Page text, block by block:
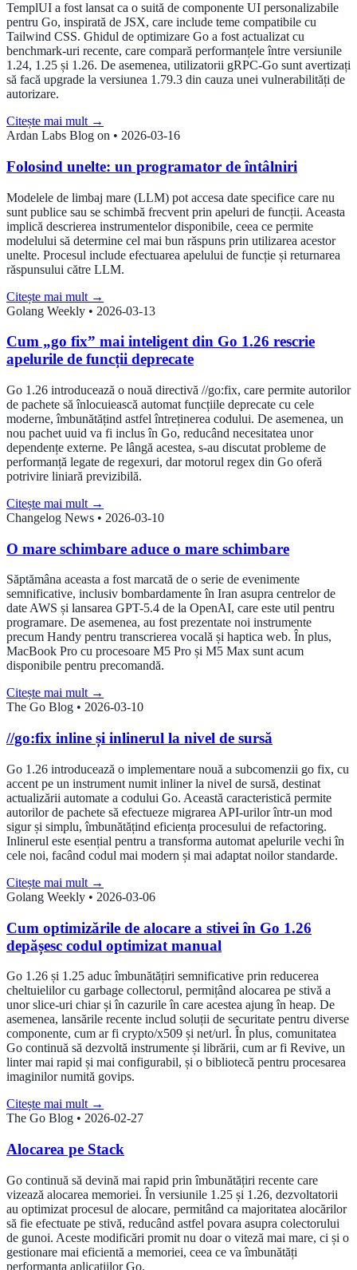
TemplUI a fost lansat ca o suită de componente UI personalizabile
pentru Go, inspirată de JSX, care include teme compatibile cu
Tailwind CSS. Ghidul de optimizare Go a fost actualizat cu
benchmark-uri recente, care compară performanțele între versiunile
1.24, 1.25 și 1.26. De asemenea, utilizatorii gRPC-Go sunt avertizați
să facă upgrade la versiunea 1.79.3 din cauza unei vulnerabilități de
autorizare.
Citește mai mult →
Ardan Labs Blog on • 2026-03-16
Folosind unelte: un programator de întâlniri
Modelele de limbaj mare (LLM) pot accesa date specifice care nu
sunt publice sau se schimbă frecvent prin apeluri de funcții. Aceasta
implică descrierea instrumentelor disponibile, ceea ce permite
modelului să determine cel mai bun răspuns prin utilizarea acestor
unelte. Procesul include efectuarea apelului de funcție și returnarea
răspunsului către LLM.
Citește mai mult →
Golang Weekly • 2026-03-13
Cum „go fix” mai inteligent din Go 1.26 rescrie
apelurile de funcții deprecate
Go 1.26 introducează o nouă directivă //go:fix, care permite autorilor
de pachete să înlocuiească automat funcțiile deprecate cu cele
moderne, îmbunătățind astfel întreținerea codului. De asemenea, un
nou pachet uuid va fi inclus în Go, reducând necesitatea unor
dependențe externe. Pe lângă acestea, s-au discutat probleme de
performanță legate de regexuri, dar motorul regex din Go oferă
potrivire liniară previzibilă.
Citește mai mult →
Changelog News • 2026-03-10
O mare schimbare aduce o mare schimbare
Săptămâna aceasta a fost marcată de o serie de evenimente
semnificative, inclusiv bombardamente în Iran asupra centrelor de
date AWS și lansarea GPT-5.4 de la OpenAI, care este util pentru
programare. De asemenea, au fost prezentate noi instrumente
precum Handy pentru transcrierea vocală și haptica web. În plus,
MacBook Pro cu procesoare M5 Pro și M5 Max sunt acum
disponibile pentru precomandă.
Citește mai mult→
The Go Blog • 2026-03-10
//go:fix inline și inlinerul la nivel de sursă
Go 1.26 introducează o implementare nouă a subcomenzii go fix, cu
accent pe un instrument numit inliner la nivel de sursă, destinat
actualizării automate a codului Go. Această caracteristică permite
autorilor de pachete să efectueze migrarea API-urilor într-un mod
sigur și simplu, îmbunătățind eficiența procesului de refactoring.
Inlinerul este esențial pentru a transforma automat apelurile vechi în
cele noi, facând codul mai modern și mai adaptat noilor standarde.
Citește mai mult →
Golang Weekly • 2026-03-06
Cum optimizările de alocare a stivei în Go 1.26
depășesc codul optimizat manual
Go 1.26 și 1.25 aduc îmbunătățiri semnificative prin reducerea
cheltuielilor cu garbage collectorul, permițând alocarea pe stivă a
unor slice-uri chiar și în cazurile în care acestea ajung în heap. De
asemenea, lansările recente includ soluții de securitate pentru diverse
componente, cum ar fi crypto/x509 și net/url. În plus, comunitatea
Go continuă să dezvoltă instrumente și librării, cum ar fi Revive, un
linter mai rapid și mai configurabil, și o bibliotecă pentru procesarea
imaginilor numită govips.
Citește mai mult →
The Go Blog • 2026-02-27
Alocarea pe Stack
Go continuă să devină mai rapid prin îmbunătățiri recente care
vizează alocarea memoriei. În versiunile 1.25 și 1.26, dezvoltatorii
au optimizat procesul de alocare, permitând ca majoritatea alocărilor
să fie efectuate pe stivă, reducând astfel povara asupra colectorului
de gunoi. Aceste modificări promit nu doar o viteză mai mare, ci și o
gestionare mai eficientă a memoriei, ceea ce va îmbunătăți
performanța aplicațiilor Go.